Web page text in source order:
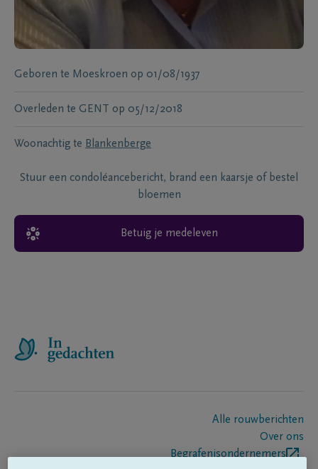
Geboren te Moeskroen op 01/08/1937
Overleden te GENT op 05/12/2018
Woonachtig te Blankenberge
Stuur een condoléancebericht, brand een kaarsje of bestel
bloemen
Betuig je medeleven
Alle rouwberichten
Over ons
Begrafenisondernemers